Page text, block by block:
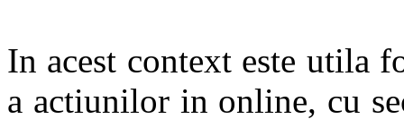
In acest context este utila
a actiunilor in online, cu